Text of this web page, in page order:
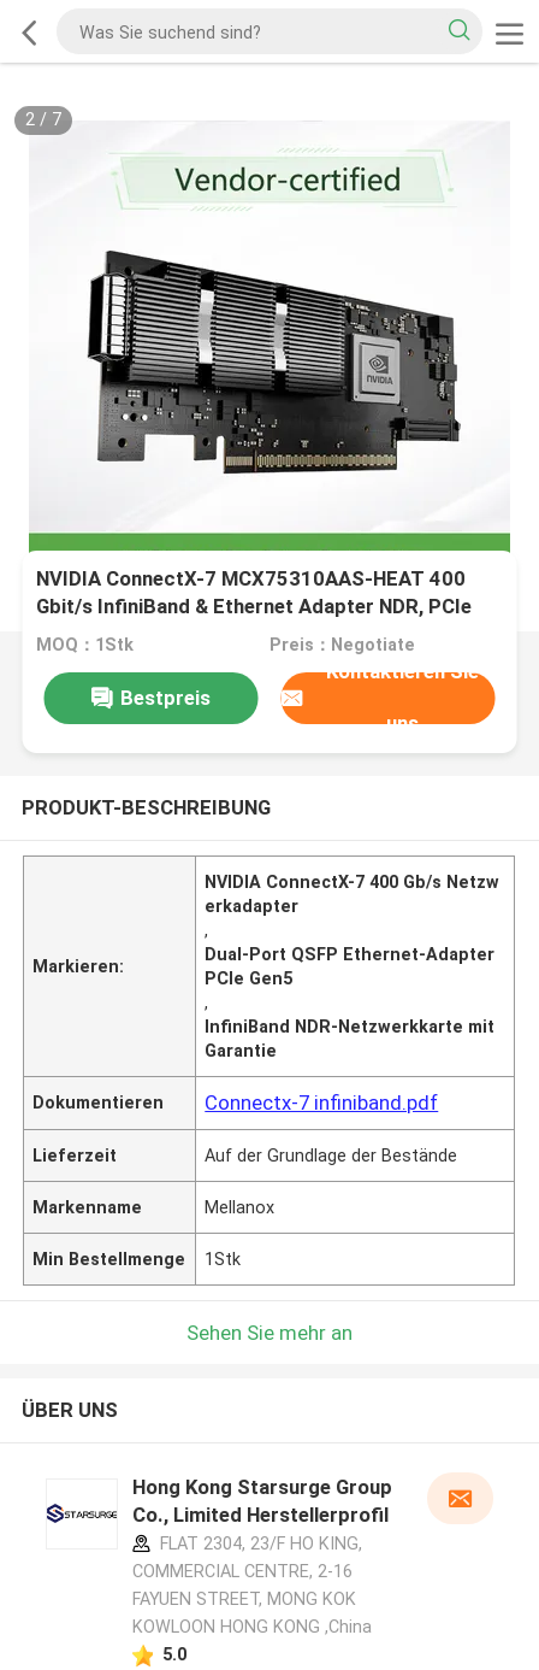
2/ 7
NVIDIA ConnectX-7 MCX75310AAS-HEAT 400
Gbit/s InfiniBand & Ethernet Adapter NDR, PCIe
Gen5, Dual-Port QSFP
MOQ：1Stk Preis：Negotiate
Bestpreis
Kontaktieren Sie
uns
PRODUKT-BESCHREIBUNG
Markieren:
NVIDIA ConnectX-7 400 Gb/s Netzw
erkadapter
,
Dual-Port QSFP Ethernet-Adapter
PCIe Gen5
,
InfiniBand NDR-Netzwerkkarte mit
Garantie
Dokumentieren Connectx-7 infiniband.pdf
Lieferzeit Auf der Grundlage der Bestände
Markenname Mellanox
Min Bestellmenge 1Stk
Sehen Sie mehr an
ÜBER UNS
Hong Kong Starsurge Group
Co., Limited Herstellerprofil
FLAT 2304, 23/F HO KING,
COMMERCIAL CENTRE, 2-16
FAYUEN STREET, MONG KOK
KOWLOON HONG KONG ,China
5.0